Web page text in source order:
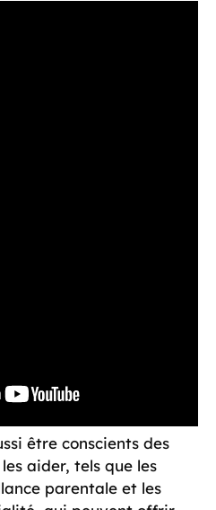
être conscients des
aider, tels que les
parentale et les